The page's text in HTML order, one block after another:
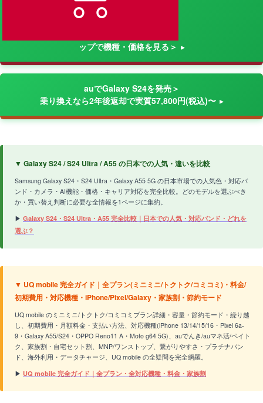
ップで機種・価格を見る＞
auでGalaxy S24を発売＞
乗り換えなら2年後返却で実質57,800円(税込)〜
▼ Galaxy S24 / S24 Ultra / A55 の日本での人気・違いを比較
Samsung Galaxy S24・S24 Ultra・Galaxy A55 5G の日本市場での人気色・対応バ
ンド・カメラ・AI機能・価格・キャリア対応を完全比較。どのモデルを選ぶべき
か・買い替え判断に必要な全情報を1ページに集約。
▶ Galaxy S24・S24 Ultra・A55 完全比較｜日本での人気・対応バンド・どれを
選ぶ？
▼ UQ mobile 完全ガイド｜全プラン(ミニミニ/トクトク/コミコミ)・料金/
初期費用・対応機種・iPhone/Pixel/Galaxy・家族割・節約モード
UQ mobile のミニミニ/トクトク/コミコミプラン詳細・容量・節約モード・繰り越
し、初期費用・月額料金・支払い方法、対応機種(iPhone 13/14/15/16・Pixel 6a-
9・Galaxy A55/S24・OPPO Reno11 A・Moto g64 5G)、auでんき/auマネ活/ペイト
ク、家族割・自宅セット割、MNP/ワンストップ、繋がりやすさ・プラチナバン
ド、海外利用・データチャージ、UQ mobile の全疑問を完全網羅。
▶ UQ mobile 完全ガイド｜全プラン・全対応機種・料金・家族割